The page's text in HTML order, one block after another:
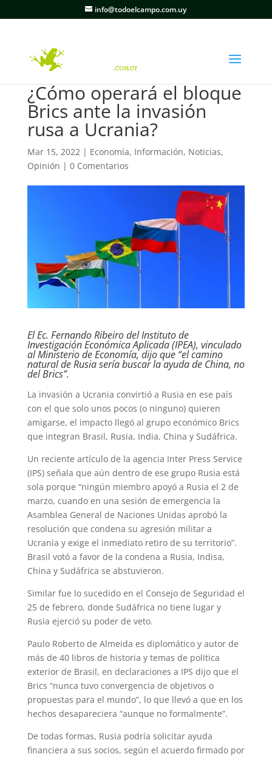
info@todoelcampo.com.uy
¿Cómo operará el bloque
Brics ante la invasión
rusa a Ucrania?
Mar 15, 2022| Economía, Información, Noticias,
Opinión | 0 Comentarios
El Ec. Fernando Ribeiro del Instituto de
Investigación Económica Aplicada (IPEA), vinculado
al Ministerio de Economía, dijo que “el camino
natural de Rusia sería buscar la ayuda de China, no
del Brics”.
La invasión a Ucrania convirtió a Rusia en ese país
con el que solo unos pocos (o ninguno) quieren
amigarse, el impacto llegó al grupo económico Brics
que integran Brasil, Rusia, India, China y Sudáfrica.
Un reciente artículo de la agencia Inter Press Service
(IPS) señala que aún dentro de ese grupo Rusia está
sola porque “ningún miembro apoyó a Rusia el 2 de
marzo, cuando en una sesión de emergencia la
Asamblea General de Naciones Unidas aprobó la
resolución que condena su agresión militar a
Ucrania y exige el inmediato retiro de su territorio”.
Brasil votó a favor de la condena a Rusia, Indisa,
China y Sudáfrica se abstuvieron.
Similar fue lo sucedido en el Consejo de Seguridad el
25 de febrero, donde Sudáfrica no tiene lugar y
Rusia ejerció su poder de veto.
Paulo Roberto de Almeida es diplomático y autor de
más de 40 libros de historia y temas de política
exterior de Brasil, en declaraciones a IPS dijo que el
Brics “nunca tuvo convergencia de objetivos o
propuestas para el mundo”, lo que llevó a que en los
hechos desapareciera “aunque no formalmente”.
De todas formas, Rusia podría solicitar ayuda
financiera a sus socios, según el acuerdo firmado por